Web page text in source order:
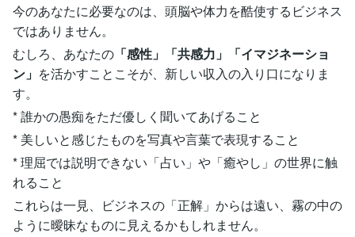
今のあなたに必要なのは、頭脳や体力を酷使するビジネス
ではありません。
むしろ、あなたの 「感性」「共感力」「イマジネーショ
ン」 を活かすことこそが、新しい収入の入り口になりま
す。
* 誰かの愚痴をただ優しく聞いてあげること
* 美しいと感じたものを写真や言葉で表現すること
* 理屈では説明できない「占い」や「癒やし」の世界に触
れること
これらは一見、ビジネスの「正解」からは遠い、霧の中の
ように曖昧なものに見えるかもしれません。